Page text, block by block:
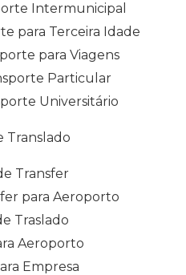
Intermunicipal
para Terceira Idade
para Viagens
Particular
Universitário
Translado
Transfer
para Aeroporto
Traslado
Aeroporto
Empresa